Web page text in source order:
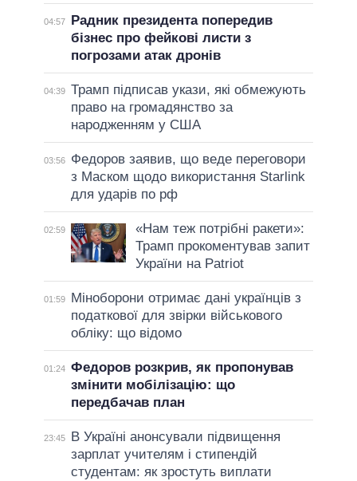
04:57
Радник президента попередив
бізнес про фейкові листи з
погрозами атак дронів
04:39 Трамп підписав укази, які обмежують
право на громадянство за
народженням у США
03:56
Федоров заявив, що веде переговори
з Маском щодо використання Starlink
для ударів по рф
02:59
«Нам теж потрібні ракети»:
Трамп прокоментував запит
України на Patriot
01:59
Міноборони отримає дані українців з
податкової для звірки військового
обліку: що відомо
01:24 Федоров розкрив, як пропонував
змінити мобілізацію: що
передбачав план
23:45
В Україні анонсували підвищення
зарплат учителям і стипендій
студентам: як зростуть виплати